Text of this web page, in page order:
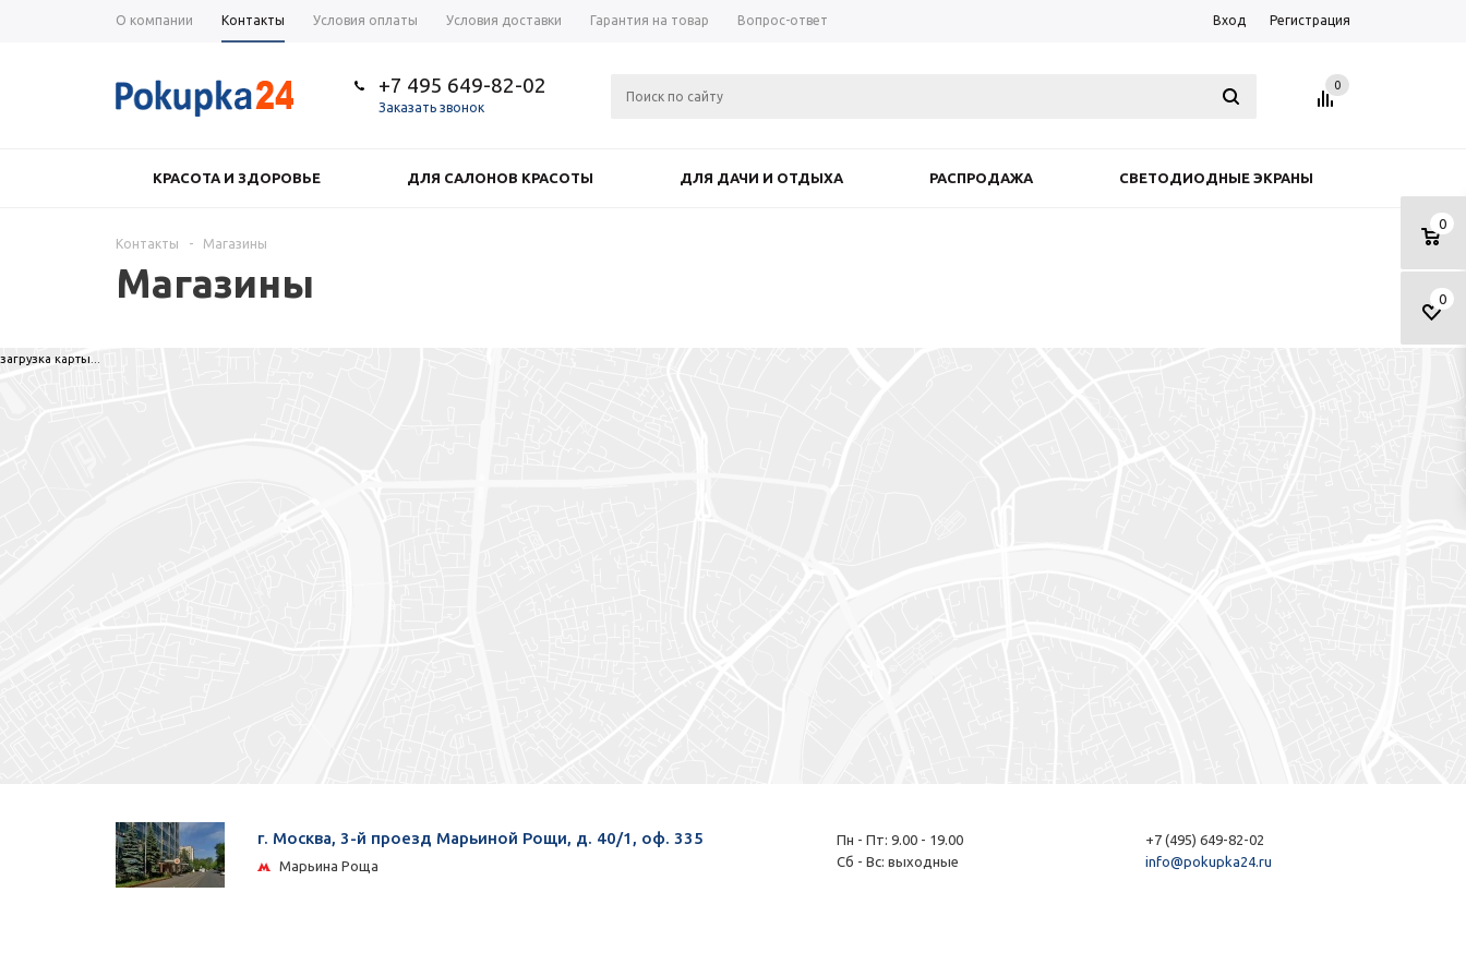
О компании Контакты Условия оплаты Условия доставки Гарантия на товар Вопрос-ответ Вход Регистрация
+7 495 649-82-02
Заказать звонок
0
0
0
КРАСОТА И ЗДОРОВЬЕ ДЛЯ САЛОНОВ КРАСОТЫ ДЛЯ ДАЧИ И ОТДЫХА РАСПРОДАЖА СВЕТОДИОДНЫЕ ЭКРАНЫ
Контакты - Магазины
Магазины
загрузка карты...
г. Москва, 3-й проезд Марьиной Рощи, д. 40/1, оф. 335
Марьина Роща
Пн - Пт: 9.00 - 19.00
Сб - Вс: выходные
+7 (495) 649-82-02
info@pokupka24.ru